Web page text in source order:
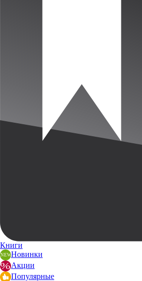
Книги
Новинки
Акции
Популярные